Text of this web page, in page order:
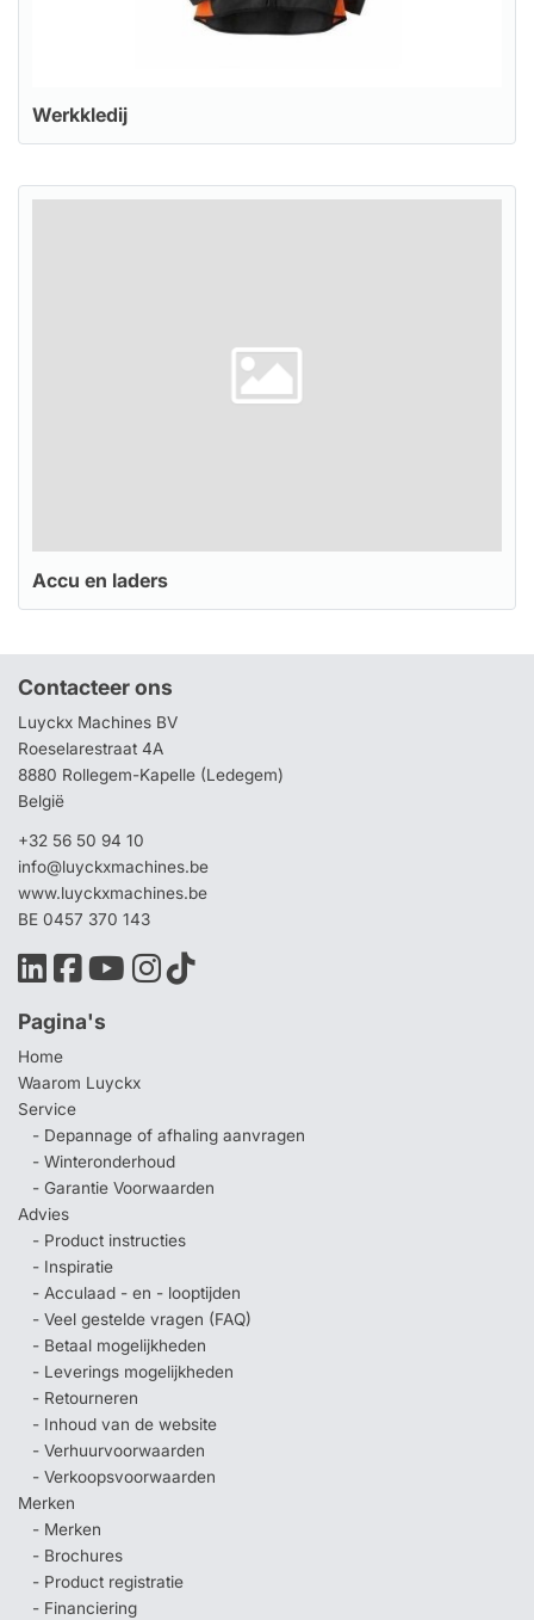
Werkkledij
Accu en laders
Contacteer ons
Luyckx Machines BV
Roeselarestraat 4A
8880 Rollegem-Kapelle (Ledegem)
België
+32 56 50 94 10
info@luyckxmachines.be
www.luyckxmachines.be
BE 0457 370 143
Pagina's
Home
Waarom Luyckx
Service
- Depannage of afhaling aanvragen
- Winteronderhoud
- Garantie Voorwaarden
Advies
- Product instructies
- Inspiratie
- Acculaad - en - looptijden
- Veel gestelde vragen (FAQ)
- Betaal mogelijkheden
- Leverings mogelijkheden
- Retourneren
- Inhoud van de website
- Verhuurvoorwaarden
- Verkoopsvoorwaarden
Merken
- Merken
- Brochures
- Product registratie
- Financiering